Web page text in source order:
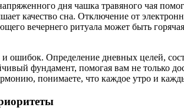
дня чашка травяного чая
качество сна. Отключение от
вечернего ритуала может быть
ошибок. Определение дневных целей,
фундамент, помогая вам не только
понимаете, что каждое утро и